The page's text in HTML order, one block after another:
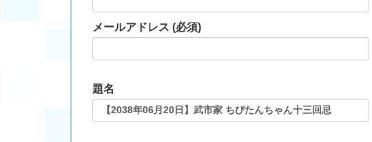
メールアドレス (必須)
題名